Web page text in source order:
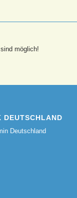
möglich!
DEUTSCHLAND